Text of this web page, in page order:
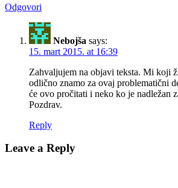
Odgovori
Nebojša says:
15. mart 2015. at 16:39
Zahvaljujem na objavi teksta. Mi koji
odlično znamo za ovaj problematični
će ovo pročitati i neko ko je nadležan
Pozdrav.
Reply
Leave a Reply